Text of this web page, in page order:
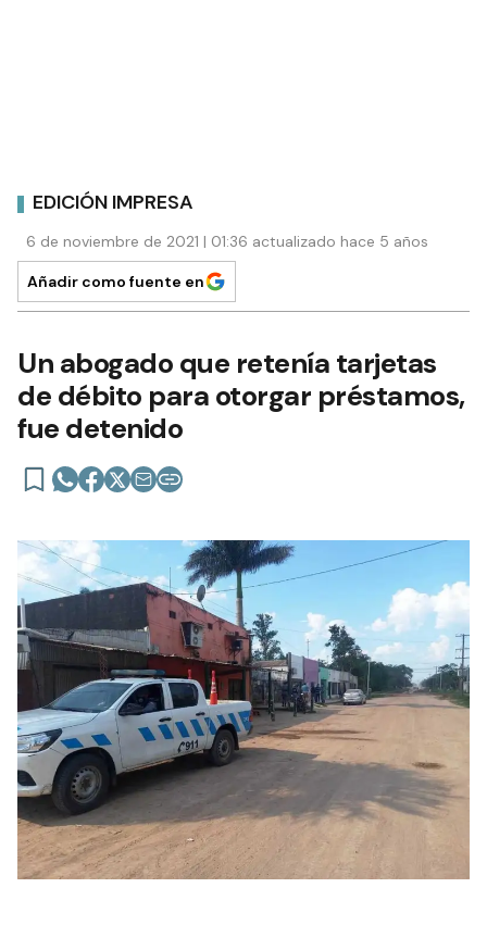
EDICIÓN IMPRESA
6 de noviembre de 2021 | 01:36 actualizado hace 5 años
Añadir como fuente en
Un abogado que retenía tarjetas
de débito para otorgar préstamos,
fue detenido